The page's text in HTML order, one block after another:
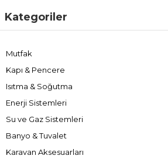
Kategoriler
Mutfak
Kapı & Pencere
Isıtma & Soğutma
Enerji Sistemleri
Su ve Gaz Sistemleri
Banyo & Tuvalet
Karavan Aksesuarları